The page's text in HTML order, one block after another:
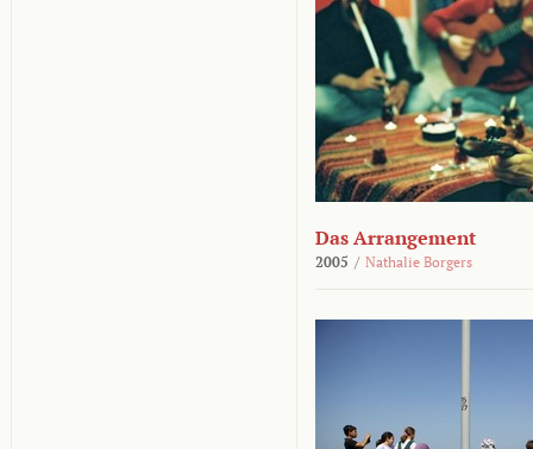
Das Arrangement
2005 / Nathalie Borgers